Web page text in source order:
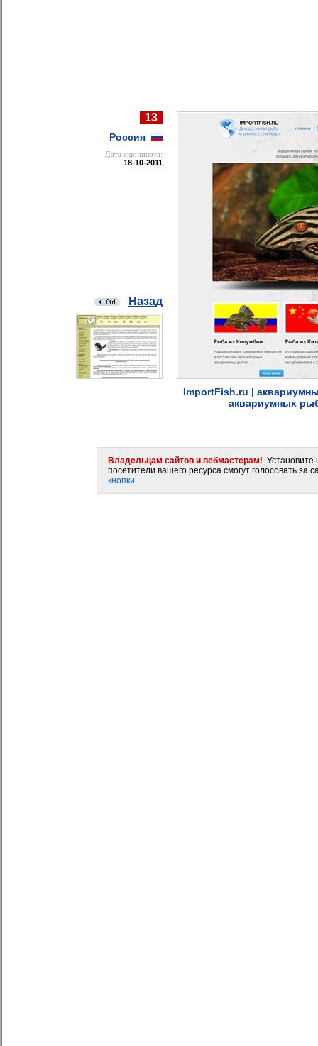
13
Россия
Дата cкриншота:
18-10-2011
Назад
ImportFish.ru |
аквариумных
Владельцам сайтов и вебмастерам! Установите
посетители вашего ресурса смогут голосовать за
кнопки